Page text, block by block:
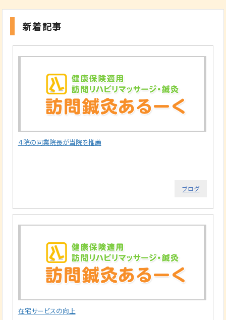
新着記事
４院の同業院長が当院を推薦
ブログ
在宅サービスの向上